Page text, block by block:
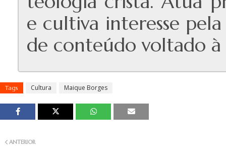
e cultiva interesse
de conteúdo voltado à
Tags Cultura Maique Borges
ANTERIOR